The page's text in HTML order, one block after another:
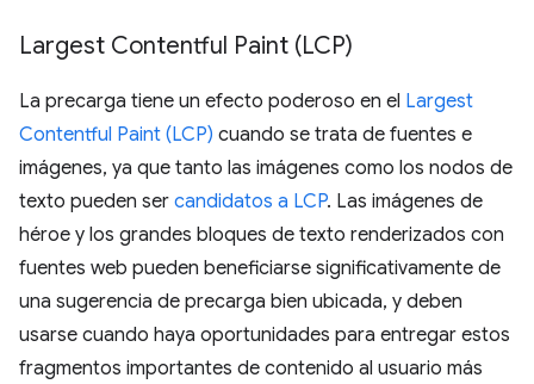
Largest Contentful Paint (LCP)
La precarga tiene un efecto poderoso en el Largest
Contentful Paint (LCP) cuando se trata de fuentes e
imágenes, ya que tanto las imágenes como los nodos de
texto pueden ser candidatos a LCP. Las imágenes de
héroe y los grandes bloques de texto renderizados con
fuentes web pueden beneficiarse significativamente de
una sugerencia de precarga bien ubicada, y deben
usarse cuando haya oportunidades para entregar estos
fragmentos importantes de contenido al usuario más